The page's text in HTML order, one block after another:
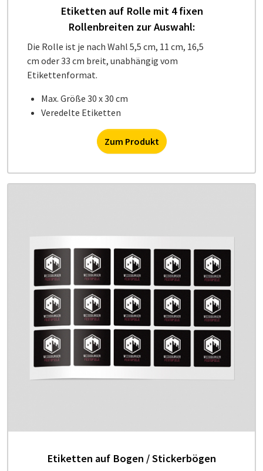
Etiketten auf Rolle mit 4 fixen
Rollenbreiten zur Auswahl:
Die Rolle ist je nach Wahl 5,5 cm, 11 cm, 16,5
cm oder 33 cm breit, unabhängig vom
Etikettenformat.
Max. Größe 30 x 30 cm
Veredelte Etiketten
Zum Produkt
Etiketten auf Bogen / Stickerbögen